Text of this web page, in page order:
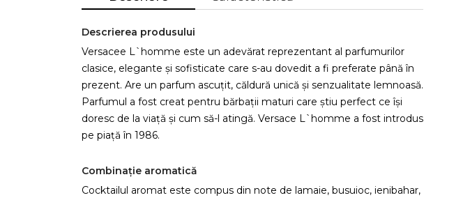
Descrierea produsului
Versacee L`homme este un adevărat reprezentant al parfumurilor
clasice, elegante și sofisticate care s-au dovedit a fi preferate până în
prezent. Are un parfum ascuțit, căldură unică și senzualitate lemnoasă.
Parfumul a fost creat pentru bărbații maturi care știu perfect ce își
doresc de la viață și cum să-l atingă. Versace L`homme a fost introdus
pe piață în 1986.
Combinație aromatică
Cocktailul aromat este compus din note de lamaie, busuioc, ienibahar,